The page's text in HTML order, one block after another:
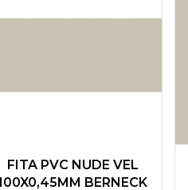
FITA PVC NUDE VEL
BERNECK